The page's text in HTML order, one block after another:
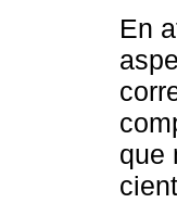
En
que